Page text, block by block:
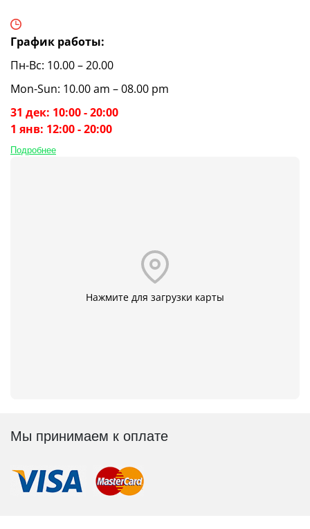
График работы:
Пн-Вс: 10.00 – 20.00
Mon-Sun: 10.00 am – 08.00 pm
31 дек: 10:00 - 20:00
1 янв: 12:00 - 20:00
Подробнее
Нажмите для загрузки карты
Мы принимаем к оплате